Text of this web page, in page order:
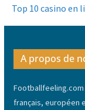
Top 10 casino en
A propos de
français, européen